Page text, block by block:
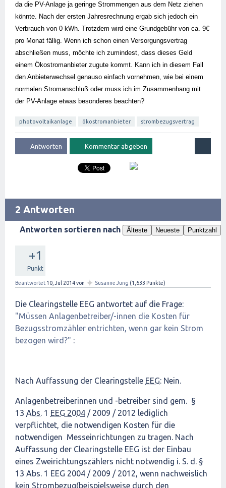
da die PV-Anlage ja geringe Strommengen aus dem Netz ziehen
könnte. Nach der ersten Jahresrechnung ergab sich jedoch ein
Verbrauch von 0 kWh. Trotzdem wird eine Grundgebühr von ca. 9€
pro Monat fällig. Wenn ich schon einen Versorgungsvertrag
abschließen muss, möchte ich zumindest, dass dieses Geld
einem Ökostromanbieter zugute kommt. Kann ich in diesem Fall
den Anbieterwechsel genauso einfach vornehmen, wie bei einem
normalen Stromanschluß oder muss ich im Zusammenhang mit
der PV-Anlage etwas besonderes beachten?
photovoltaikanlage ökostromanbieter strombezugsvertrag
2 Antworten
Antworten sortieren nach Älteste Neueste Punktzahl
+1
Punkt
Beantwortet 10, Jul 2014von ✦ Susanne Jung (1,633 Punkte)
Die Clearingstelle EEG antwortet auf die Frage:
"Müssen Anlagenbetreiber/-innen die Kosten für
Bezugsstromzähler entrichten, wenn gar kein Strom
bezogen wird?" :
Nach Auffassung der Clearingstelle EEG: Nein.
Anlagenbetreiberinnen und -betreiber sind gem. §
13 Abs. 1 EEG 2004 / 2009 / 2012 lediglich
verpflichtet, die notwendigen Kosten für die
notwendigen Messeinrichtungen zu tragen. Nach
Auffassung der Clearingstelle EEG ist der Einbau
eines Zweirichtungszählers nicht notwendig i. S. d. §
13 Abs. 1 EEG 2004 / 2009 / 2012, wenn nachweislich
kein Strombezug(beispielsweise durch den